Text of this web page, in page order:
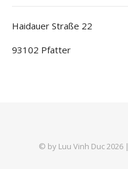
Haidauer Straße 22
93102 Pfatter
© by Luu Vinh Duc 2026 |